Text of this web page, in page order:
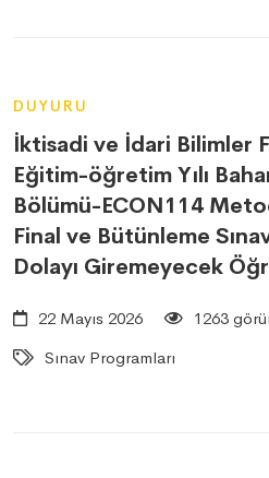
DUYURU
İktisadi ve İdari Bilimler
Eğitim-öğretim Yılı
Bölümü-ECON114
Final ve Bütünleme
Dolayı Giremeyecek
22 Mayıs 2026
1263
Sınav Programları